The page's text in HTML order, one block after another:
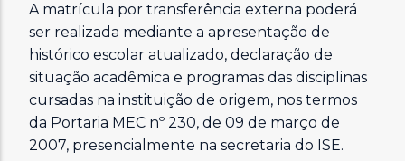
A matrícula por transferência externa poderá
ser realizada mediante a apresentação de
histórico escolar atualizado, declaração de
situação acadêmica e programas das disciplinas
cursadas na instituição de origem, nos termos
da Portaria MEC nº 230, de 09 de março de
2007, presencialmente na secretaria do ISE.